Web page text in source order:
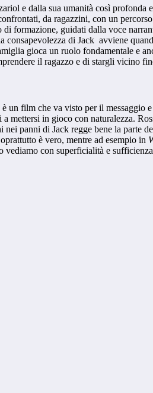
e dalla sua umanità così
da ragazzini, con un
formazione, guidati dalla voce
di Jack avviene
gioca un ruolo fondamentale e
il ragazzo e di stargli vicino
film che va visto per il messaggio
in gioco con naturalezza.
panni di Jack regge bene la parte
è vero, mentre ad esempio in
vediamo con superficialità e